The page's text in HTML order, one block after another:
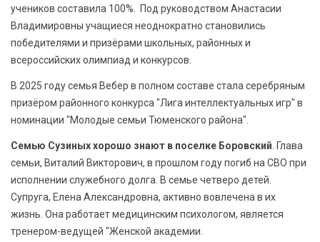
учеников составила 100%. Под руководством Анастасии
Владимировны учащиеся неоднократно становились
победителями и призёрами школьных, районных и
всероссийских олимпиад и конкурсов.
В 2025 году семья Вебер в полном составе стала серебряным
призёром районного конкурса "Лига интеллектуальных игр" в
номинации "Молодые семьи Тюменского района".
Семью Сузиных хорошо знают в поселке Боровский . Глава
семьи, Виталий Викторович, в прошлом году погиб на СВО при
исполнении служебного долга. В семье четверо детей.
Супруга, Елена Александровна, активно вовлечена в их
жизнь. Она работает медицинским психологом, является
тренером-ведущей "Женской академии.